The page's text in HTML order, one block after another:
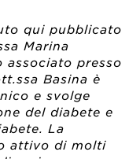
qui pubblicato
Marina
associato presso
Basina è
e svolge
del diabete e
La
attivo di molti